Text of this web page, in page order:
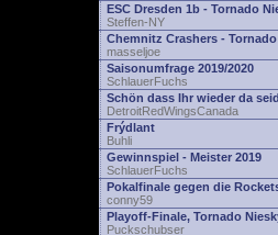
ESC Dresden 1b - Tornado
Steffen-NY
Chemnitz Crashers - Tornado
masseljoe
Saisonumfrage 2019/2020
SchlauerFuchs
Schön dass Ihr wieder da seid
DetroitRedWingsCanada
Frýdlant
Buhli
Gewinnspiel - Meister 2019
SchlauerFuchs
Pokalfinale gegen die
conny59
Playoff-Finale, Tornado
Puckschubser